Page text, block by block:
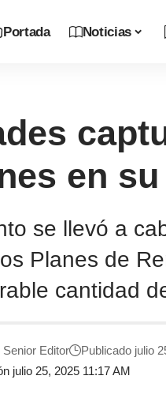
Portada Noticias
en
se llevó a
Planes de
cantidad
julio 25, 2025 11:17 AM
Senior Editor Publicado julio